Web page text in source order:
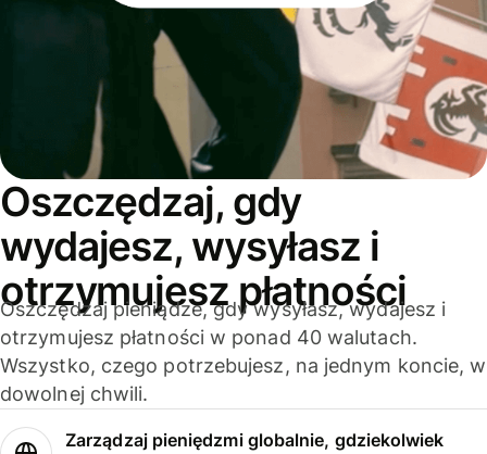
Oszczędzaj, gdy
wydajesz, wysyłasz i
otrzymujesz płatności
Oszczędzaj pieniądze, gdy wysyłasz, wydajesz i
otrzymujesz płatności w ponad 40 walutach.
Wszystko, czego potrzebujesz, na jednym koncie, w
dowolnej chwili.
Zarządzaj pieniędzmi globalnie, gdziekolwiek